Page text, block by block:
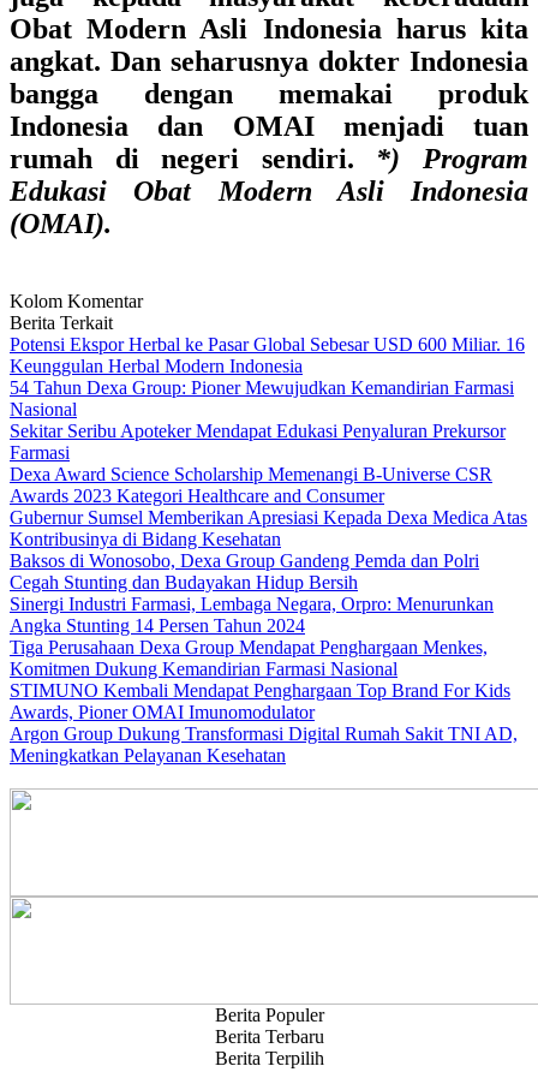
Obat Modern Asli Indonesia harus kita
angkat. Dan seharusnya dokter Indonesia
bangga dengan memakai produk
Indonesia dan OMAI menjadi tuan
rumah di negeri sendiri. *) Program
Edukasi Obat Modern Asli Indonesia
(OMAI).
Kolom Komentar
Berita Terkait
Potensi Ekspor Herbal ke Pasar Global Sebesar USD 600 Miliar. 16
Keunggulan Herbal Modern Indonesia
54 Tahun Dexa Group: Pioner Mewujudkan Kemandirian Farmasi
Nasional
Sekitar Seribu Apoteker Mendapat Edukasi Penyaluran Prekursor
Farmasi
Dexa Award Science Scholarship Memenangi B-Universe CSR
Awards 2023 Kategori Healthcare and Consumer
Gubernur Sumsel Memberikan Apresiasi Kepada Dexa Medica Atas
Kontribusinya di Bidang Kesehatan
Baksos di Wonosobo, Dexa Group Gandeng Pemda dan Polri
Cegah Stunting dan Budayakan Hidup Bersih
Sinergi Industri Farmasi, Lembaga Negara, Orpro: Menurunkan
Angka Stunting 14 Persen Tahun 2024
Tiga Perusahaan Dexa Group Mendapat Penghargaan Menkes,
Komitmen Dukung Kemandirian Farmasi Nasional
STIMUNO Kembali Mendapat Penghargaan Top Brand For Kids
Awards, Pioner OMAI Imunomodulator
Argon Group Dukung Transformasi Digital Rumah Sakit TNI AD,
Meningkatkan Pelayanan Kesehatan
Berita Populer
Berita Terbaru
Berita Terpilih